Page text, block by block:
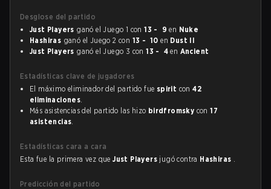
Desglose del partido
Just Players ganó el Juego 1 con13 - 9 en Nuke
Hashiras ganó el Juego 2 con 13 - 10 en Dust II
Just Players ganó el Juego 3 con13 - 4 en Ancient
Estadísticas clave de jugadores
El máximo eliminador del partido fue spirit con42
eliminaciones.
Más asistencias del partido las hizo birdfromsky con17
asistencias.
Estadísticas cara a cara
Esta fue la primera vez queJust Players jugó contra Hashiras .
Predicción del partido